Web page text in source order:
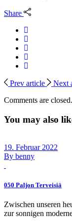
Share
Prev article
Next
Comments are closed.
You may also
19. Februar 2022
By benny
050 Paljon Terveisiä
Zwischen unseren
zur sonnigen